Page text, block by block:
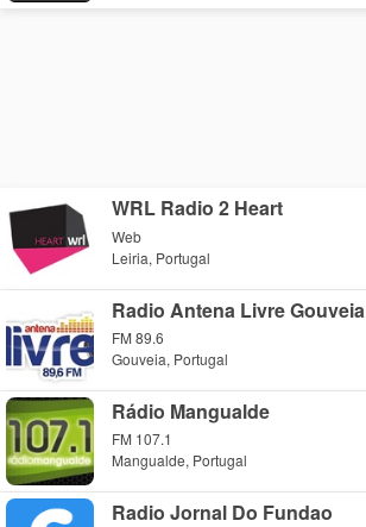
WRL Radio 2 Heart
Web
Leiria, Portugal
Radio Antena Livre Gouveia
FM 89.6
Gouveia, Portugal
Rádio Mangualde
FM 107.1
Mangualde, Portugal
Radio Jornal Do Fundao